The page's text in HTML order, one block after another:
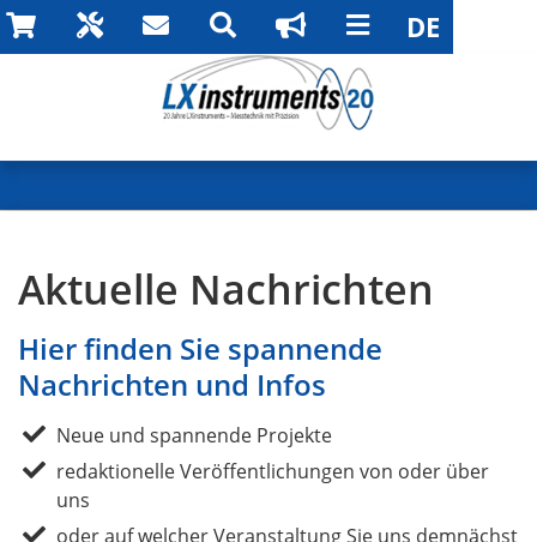
Aktuelle Nachrichten
Hier finden Sie spannende
Nachrichten und Infos
Neue und spannende Projekte
redaktionelle Veröffentlichungen von oder über
uns
oder auf welcher Veranstaltung Sie uns demnächst